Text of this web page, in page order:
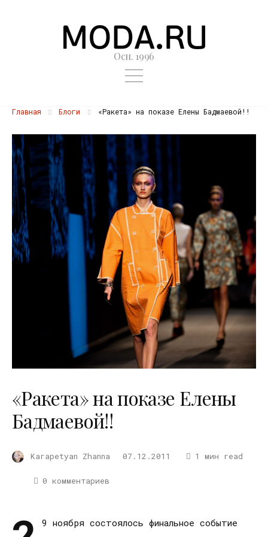
Осн. 1996
Главная Блоги «Ракета» на показе Елены Бадмаевой!!
«Ракета» на показе Елены
Бадмаевой!!
Karapetyan Zhanna 07.12.2011 1 мин read
0 комментариев
9 ноября состоялось финальное событие